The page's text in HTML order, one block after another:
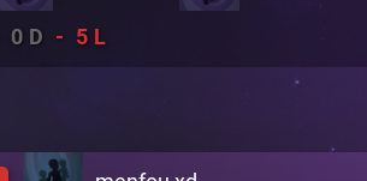
0 5